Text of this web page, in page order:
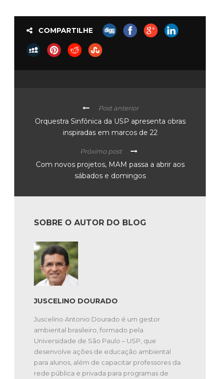
COMPARTILHE
Post anterior
Orquestra Sinfônica da USP apresenta obras
inspiradas em marcos de 22
Próximo post
Com novos projetos, MAM passa a abrir aos
sábados e domingos
SOBRE O AUTOR DO BLOG
JUSCELINO DOURADO
Juscelino Antonio Dourado é um gestor
ambiental brasileiro, formado pela
Universidade de São Paulo – USP, que
desenvolve ações de educação ambiental
para alunos, além de capacitar professores da
rede pública e privada para programas de